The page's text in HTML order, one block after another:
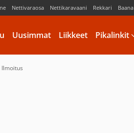
Nettivaraosa Nettikaravaani Rekkari Baana
Uusimmat Liikkeet Pikalinkit
Ilmoitus